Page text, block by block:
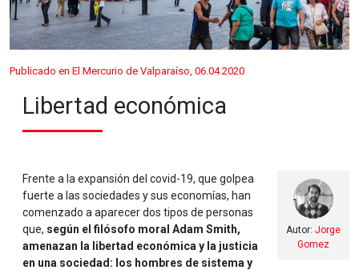
Publicado en El Mercurio de Valparaíso, 06.04.2020
Libertad económica
Autor: Jorge
Gomez
Frente a la expansión del covid-19, que golpea
fuerte a las sociedades y sus economías, han
comenzado a aparecer dos tipos de personas
que, según el filósofo moral Adam Smith,
amenazan la libertad económica y la justicia
en una sociedad: los hombres de sistema y